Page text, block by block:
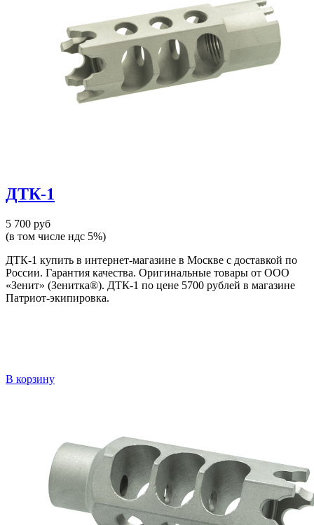
ДТК-1
5 700 руб
(в том числе ндс 5%)
ДТК-1 купить в интернет-магазине в Москве с доставкой по
России. Гарантия качества. Оригинальные товары от ООО
«Зенит» (Зенитка®). ДТК-1 по цене 5700 рублей в магазине
Патриот-экипировка.
В корзину